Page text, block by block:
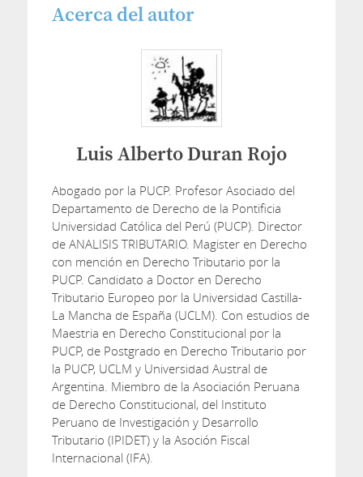
Acerca del autor
Luis Alberto Duran Rojo
Abogado por la PUCP. Profesor Asociado del
Departamento de Derecho de la Pontificia
Universidad Católica del Perú (PUCP). Director
de ANALISIS TRIBUTARIO. Magister en Derecho
con mención en Derecho Tributario por la
PUCP. Candidato a Doctor en Derecho
Tributario Europeo por la Universidad Castilla-
La Mancha de España (UCLM). Con estudios de
Maestria en Derecho Constitucional por la
PUCP, de Postgrado en Derecho Tributario por
la PUCP, UCLM y Universidad Austral de
Argentina. Miembro de la Asociación Peruana
de Derecho Constitucional, del Instituto
Peruano de Investigación y Desarrollo
Tributario (IPIDET) y la Asoción Fiscal
Internacional (IFA).